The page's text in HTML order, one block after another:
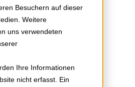
Besuchern auf dieser
Weitere
uns verwendeten
Ihre Informationen
nicht erfasst. Ein